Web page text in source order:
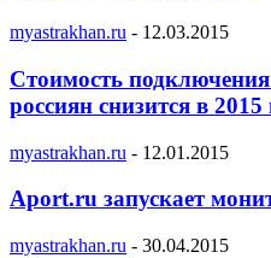
myastrakhan.ru - 12.03.2015
Стоимость
россиян снизится в 2015
myastrakhan.ru - 12.01.2015
Aport.ru запускает
myastrakhan.ru - 30.04.2015